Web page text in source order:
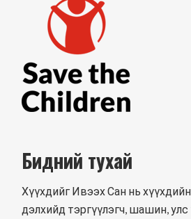
Бидний тухай
Хүүхдийг Ивээх Сан нь
дэлхийд тэргүүлэгч, шашин,